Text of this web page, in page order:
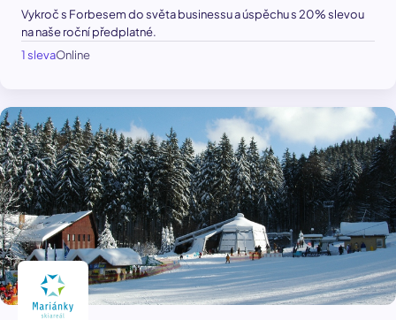
Vykroč s Forbesem do světa businessu a úspěchu s 20% slevou
na naše roční předplatné.
1 slevaOnline